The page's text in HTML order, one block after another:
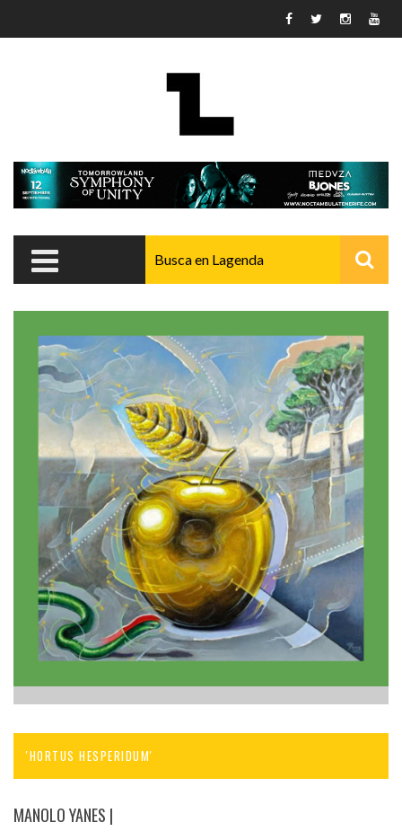
'HORTUS HESPERIDUM'
MANOLO YANES |